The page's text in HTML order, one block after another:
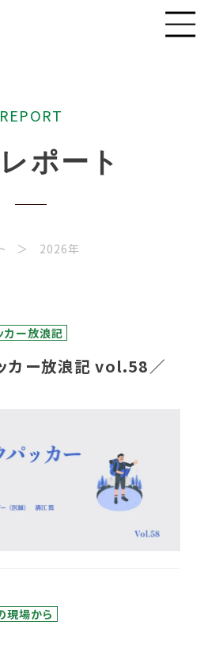
REPORT
レポー ト
2026年
カー放浪記
カー放浪記 vol.58／
現場から